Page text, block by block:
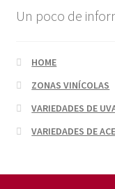
Un poco de
HOME
ZONAS VINÍCOLAS
VARIEDADES DE
VARIEDADES DE